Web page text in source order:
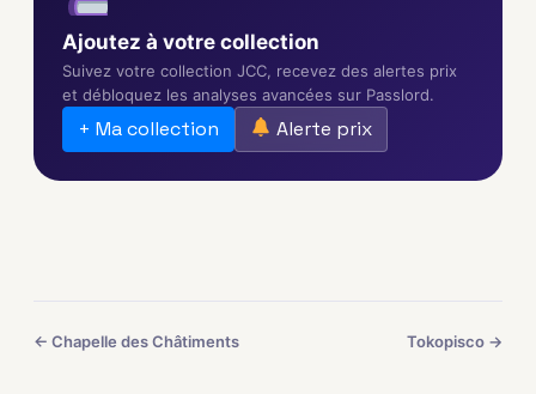
Ajoutez à votre collection
Suivez votre collection JCC, recevez des alertes prix
et débloquez les analyses avancées sur Passlord.
+ Ma collection Alerte prix
← Chapelle des Châtiments Tokopisco →